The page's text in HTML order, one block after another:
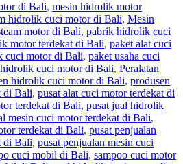
di Bali, mesin hidrolik motor
hidrolik cuci motor di Bali, Mesin
motor di Bali, pabrik hidrolik cuci
motor terdekat di Bali, paket alat cuci
cuci motor di Bali, paket usaha cuci
hidrolik cuci motor di Bali, Peralatan
hidrolik cuci motor di Bali, produsen
di Bali, pusat alat cuci motor terdekat di
terdekat di Bali, pusat jual hidrolik
mesin cuci motor terdekat di Bali,
terdekat di Bali, pusat penjualan
di Bali, pusat penjualan mesin cuci
cuci mobil di Bali, sampoo cuci motor